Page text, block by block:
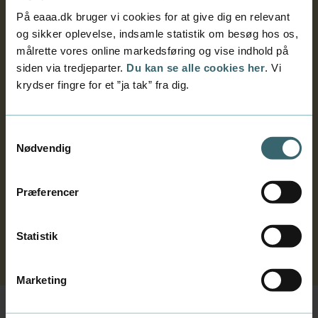
På eaaa.dk bruger vi cookies for at give dig en relevant
og sikker oplevelse, indsamle statistik om besøg hos os,
målrette vores online markedsføring og vise indhold på
siden via tredjeparter. Du kan se alle cookies her . Vi
krydser fingre for et ”ja tak” fra dig.
Nødvendig
Præferencer
Statistik
Marketing
Finans er et erhvervsmedie, der skriver om det
moderne erhvervsliv, teknologi, grøn omstilling,
politik og økonomi.
Fagligt nysgerrig? Tilmeld dig ét eller flere af
deres nyhedsbreve
Adgang fra skolens internet
(Brug Edge, ikke Chrome)
Åbn browser på fjernskrivebord og indsæt